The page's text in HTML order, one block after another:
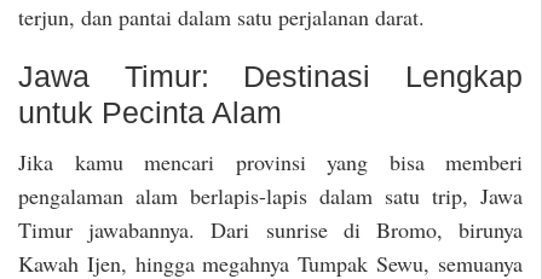
terjun, dan pantai dalam satu perjalanan darat.
Jawa Timur: Destinasi Lengkap
untuk Pecinta Alam
Jika kamu mencari provinsi yang bisa memberi
pengalaman alam berlapis-lapis dalam satu trip, Jawa
Timur jawabannya. Dari sunrise di Bromo, birunya
Kawah Ijen, hingga megahnya Tumpak Sewu, semuanya